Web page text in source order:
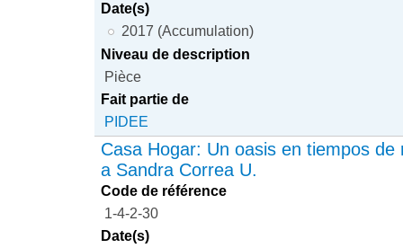
Date(s)
2017 (Accumulation)
Niveau de description
Pièce
Fait partie de
PIDEE
Casa Hogar: Un oasis en tiempos
a Sandra Correa U.
Code de référence
1-4-2-30
Date(s)